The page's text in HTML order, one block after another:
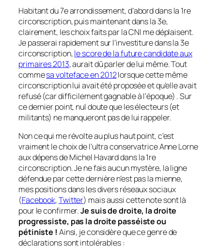
Habitant du 7e arrondissement, d’abord dans la 1re
circonscription, puis maintenant dans la 3e,
clairement, les choix faits par la CNI me déplaisent.
Je passerai rapidement sur l’investiture dans la 3e
circonscription,le score de la future candidate aux
primaires 2013, aurait dû parler de lui même. Tout
commesa volteface en 2012lorsque cette même
circonscription lui avait été proposée et qu’elle avait
refusé(car difficilement gagnable à l’époque) . Sur
ce dernier point, nul doute que les électeurs(et
militants) ne manqueront pas de lui rappeler.
Non ce qui me révolte au plus haut point, c’est
vraiment le choix de l’ultra conservatrice Anne Lorne
aux dépens de Michel Havard dans la 1re
circonscription. Je ne fais aucun mystère, la ligne
défendue par cette dernière n’est pas la mienne,
mes positions dans les divers réseaux sociaux
(Facebook,Twitter) mais aussi cette note sont là
pour le confirmer.Je suis de droite, la droite
progressiste, pas la droite passéiste ou
pétiniste ! Ainsi, je considère que ce genre de
déclarations sont intolérables :